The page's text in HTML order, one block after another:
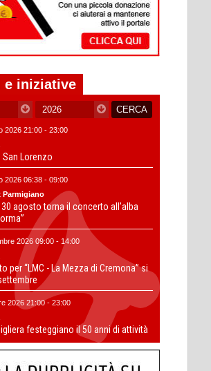
e iniziative
2026 21:00 - 23:00
San Lorenzo
2026 06:38 - 09:00
Parmigiano
agosto torna il concerto all’alba
2026 09:00 - 14:00
per “LMC - La Mezza di Cremona” si
2026 21:00 - 23:00
festeggiano il 50 anni di attività